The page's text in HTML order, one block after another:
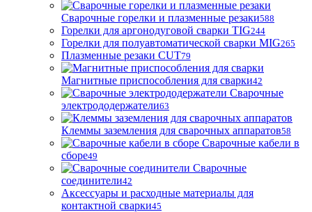
Сварочные горелки и плазменные резаки588
Горелки для аргонодуговой сварки TIG244
Горелки для полуавтоматической сварки MIG265
Плазменные резаки CUT79
Магнитные приспособления для сварки42
Сварочные
электрододержатели63
Клеммы заземления для сварочных аппаратов58
Сварочные кабели в
сборе49
Сварочные
соединители42
Аксессуары и расходные материалы для
контактной сварки45